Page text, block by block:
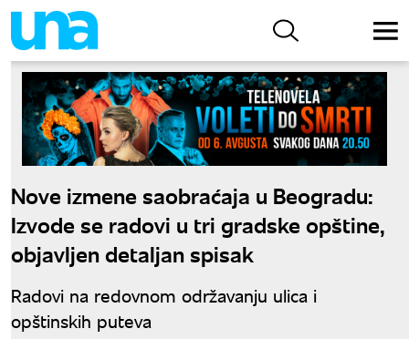
Nove izmene saobraćaja u Beogradu:
Izvode se radovi u tri gradske opštine,
objavljen detaljan spisak
Radovi na redovnom održavanju ulica i
opštinskih puteva